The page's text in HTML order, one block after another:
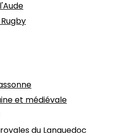
et médiévale
du Languedoc